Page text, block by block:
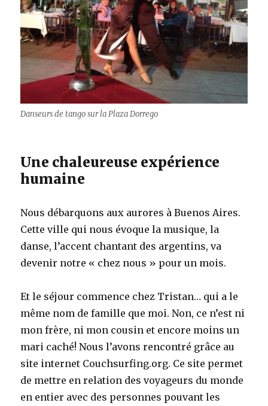
Danseurs de tango sur la Plaza Dorrego
Une chaleureuse expérience
humaine
Nous débarquons aux aurores à Buenos Aires.
Cette ville qui nous évoque la musique, la
danse, l’accent chantant des argentins, va
devenir notre « chez nous » pour un mois.
Et le séjour commence chez Tristan… qui a le
même nom de famille que moi. Non, ce n’est ni
mon frère, ni mon cousin et encore moins un
mari caché! Nous l’avons rencontré grâce au
site internet Couchsurfing.org. Ce site permet
de mettre en relation des voyageurs du monde
en entier avec des personnes pouvant les